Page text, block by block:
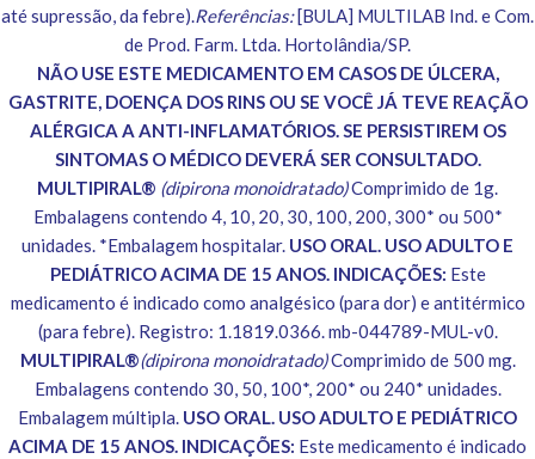
até supressão, da febre).Referências:[BULA] MULTILAB Ind. e Com.
de Prod. Farm. Ltda. Hortolândia/SP.
NÃO USE ESTE MEDICAMENTO EM CASOS DE ÚLCERA,
GASTRITE, DOENÇA DOS RINS OU SE VOCÊ JÁ TEVE REAÇÃO
ALÉRGICA A ANTI-INFLAMATÓRIOS. SE PERSISTIREM OS
SINTOMAS O MÉDICO DEVERÁ SER CONSULTADO.
MULTIPIRAL® (dipirona monoidratado)Comprimido de 1g.
Embalagens contendo 4, 10, 20, 30, 100, 200, 300* ou 500*
unidades. *Embalagem hospitalar. USO ORAL. USO ADULTO E
PEDIÁTRICO ACIMA DE 15 ANOS. INDICAÇÕES: Este
medicamento é indicado como analgésico (para dor) e antitérmico
(para febre). Registro: 1.1819.0366. mb-044789-MUL-v0.
MULTIPIRAL®(dipirona monoidratado)Comprimido de 500 mg.
Embalagens contendo 30, 50, 100*, 200* ou 240* unidades.
Embalagem múltipla. USO ORAL. USO ADULTO E PEDIÁTRICO
ACIMA DE 15 ANOS. INDICAÇÕES: Este medicamento é indicado